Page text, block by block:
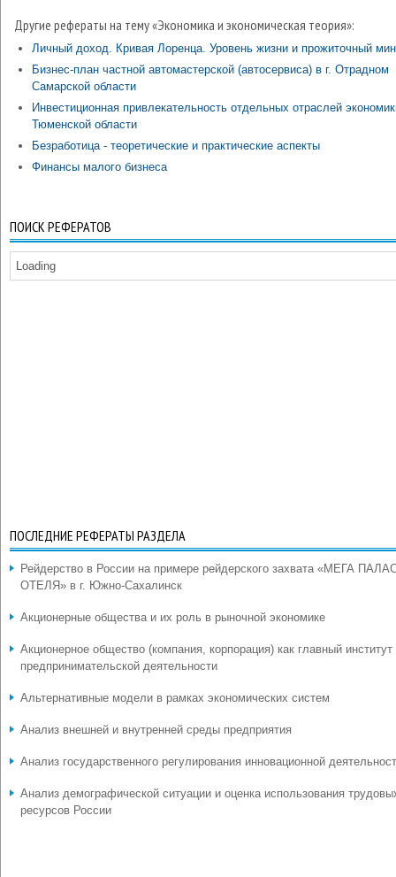
Другие рефераты на тему «Экономика и экономическая теория»:
Личный доход. Кривая Лоренца. Уровень жизни и прожиточный
Бизнес-план частной автомастерской (автосервиса) в г. Отрадном
Самарской области
Инвестиционная привлекательность отдельных отраслей
Тюменской области
Безработица - теоретические и практические аспекты
Финансы малого бизнеса
ПОИСК РЕФЕРАТОВ
Loading
ПОСЛЕДНИЕ РЕФЕРАТЫ РАЗДЕЛА
Рейдерство в России на примере рейдерского захвата «МЕГА
ОТЕЛЯ» в г. Южно-Сахалинск
Акционерные общества и их роль в рыночной экономике
Акционерное общество (компания, корпорация) как главный институт
предпринимательской деятельности
Альтернативные модели в рамках экономических систем
Анализ внешней и внутренней среды предприятия
Анализ государственного регулирования инновационной
Анализ демографической ситуации и оценка использования
ресурсов России